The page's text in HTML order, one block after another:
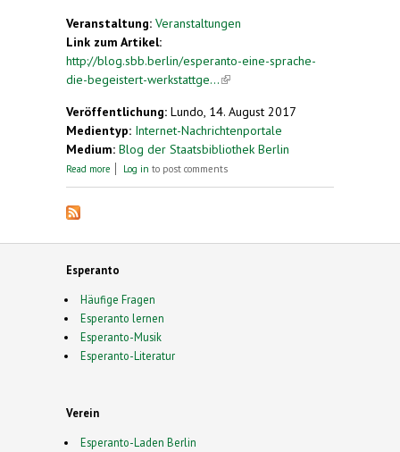
Veranstaltung: Veranstaltungen
Link zum Artikel:
http://blog.sbb.berlin/esperanto-eine-sprache-
die-begeistert-werkstattge...(link is external)
Veröffentlichung: Lundo, 14. August 2017
Medientyp: Internet-Nachrichtenportale
Medium: Blog der Staatsbibliothek Berlin
Read more about Esperanto – eine Sprache, die begeistert.
Log in to post comments
Esperanto
Häufige Fragen
Esperanto lernen
Esperanto-Musik
Esperanto-Literatur
Verein
Esperanto-Laden Berlin